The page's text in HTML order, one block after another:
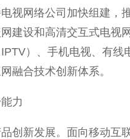
视网络公司加快组建，
建设和高清交互式电视
）、手机电视、有
融合技术创新体系。
力
品创新发展。面向移动